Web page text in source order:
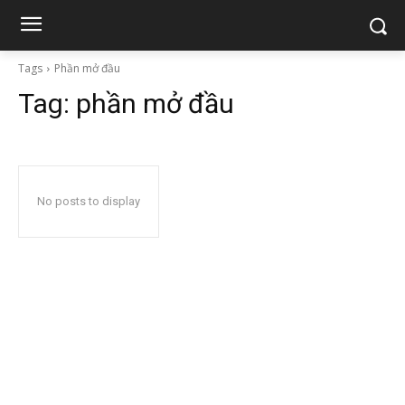
Tags Phần mở đầu
Tag: phần mở đầu
No posts to display